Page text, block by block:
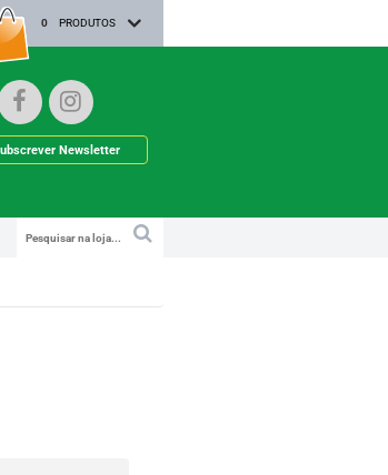
0 PRODUTOS
Newsletter